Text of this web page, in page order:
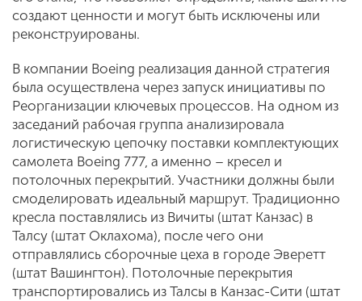
создают ценности и могут быть исключены или
реконструированы.
В компании Boeing реализация данной стратегия
была осуществлена через запуск инициативы по
Реорганизации ключевых процессов. На одном из
заседаний рабочая группа анализировала
логистическую цепочку поставки комплектующих
самолета Boeing 777, а именно – кресел и
потолочных перекрытий. Участники должны были
смоделировать идеальный маршрут. Традиционно
кресла поставлялись из Вичиты (штат Канзас) в
Талсу (штат Оклахома), после чего они
отправлялись сборочные цеха в городе Эверетт
(штат Вашингтон). Потолочные перекрытия
транспортировались из Талсы в Канзас-Сити (штат